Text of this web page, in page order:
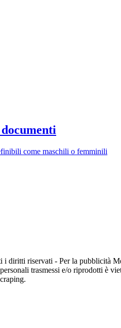
come maschili o femminili
diritti riservati - Per la pubblicità
trasmessi e/o riprodotti è